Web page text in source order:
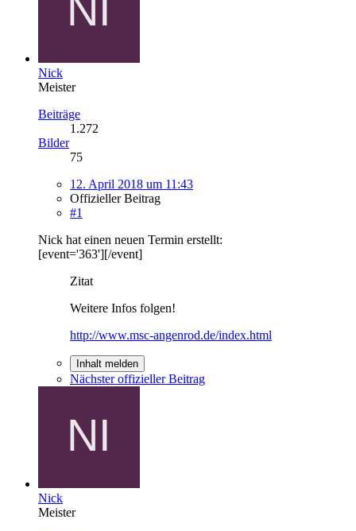
Nick
Meister
Beiträge
1.272
Bilder
75
12. April 2018 um 11:43
Offizieller Beitrag
#1
Nick hat einen neuen Termin erstellt:
[event='363'][/event]
Zitat
Weitere Infos folgen!
http://www.msc-angenrod.de/index.html
Inhalt melden
Nächster offizieller Beitrag
Nick
Meister